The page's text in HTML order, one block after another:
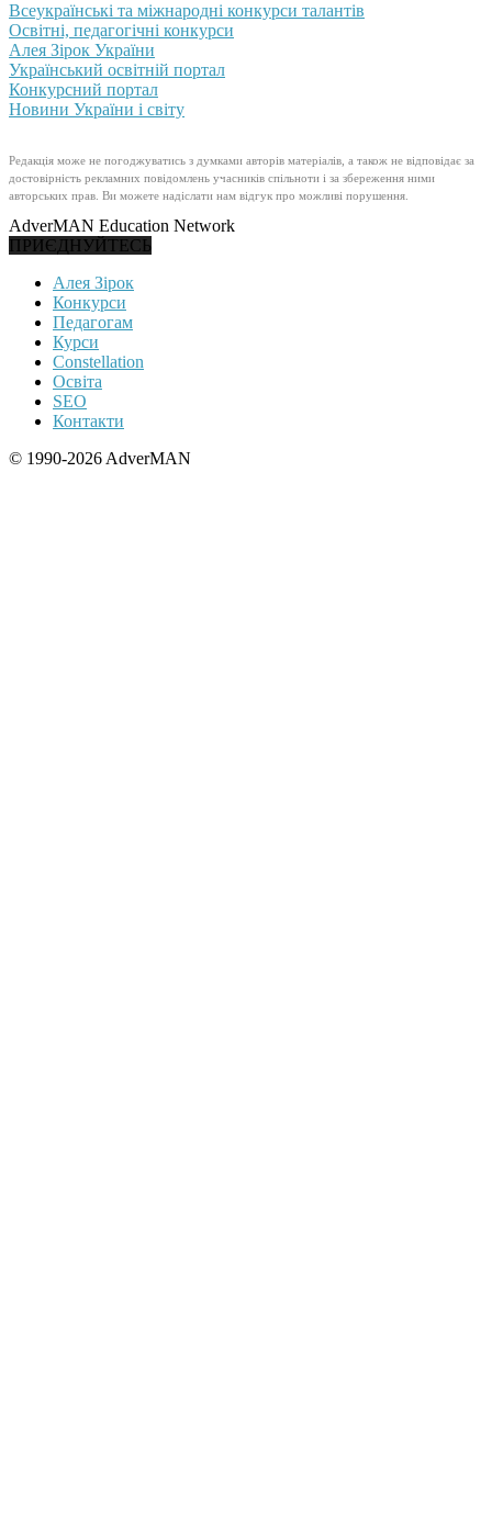
Всеукраїнські та міжнародні конкурси талантів
Освітні, педагогічні конкурси
Алея Зірок України
Український освітній портал
Конкурсний портал
Новини України і світу
Редакція може не погоджуватись з думками авторів матеріалів, а також не відповідає за
достовірність рекламних повідомлень учасників спільноти і за збереження ними
авторських прав. Ви можете надіслати нам відгук про можливі порушення.
AdverMAN Education Network
ПРИЄДНУЙТЕСЬ
Алея Зірок
Конкурси
Педагогам
Курси
Constellation
Освіта
SEO
Контакти
© 1990-2026 AdverMAN